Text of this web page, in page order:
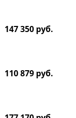
147 350 руб.
110 879 руб.